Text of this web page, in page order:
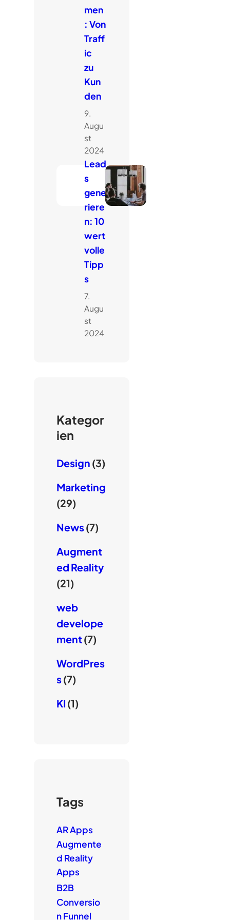
men
: Von
Traff
ic
zu
Kun
den
9.
Augu
st
2024
Lead
s
gene
riere
n: 10
wert
volle
Tipp
s
7.
Augu
st
2024
Kategor
ien
Design (3)
Marketing
(29)
News(7)
Augment
ed Reality
(21)
web
develope
ment(7)
WordPres
s(7)
KI (1)
Tags
AR Apps
Augmente
d Reality
Apps
B2B
Conversio
n Funnel